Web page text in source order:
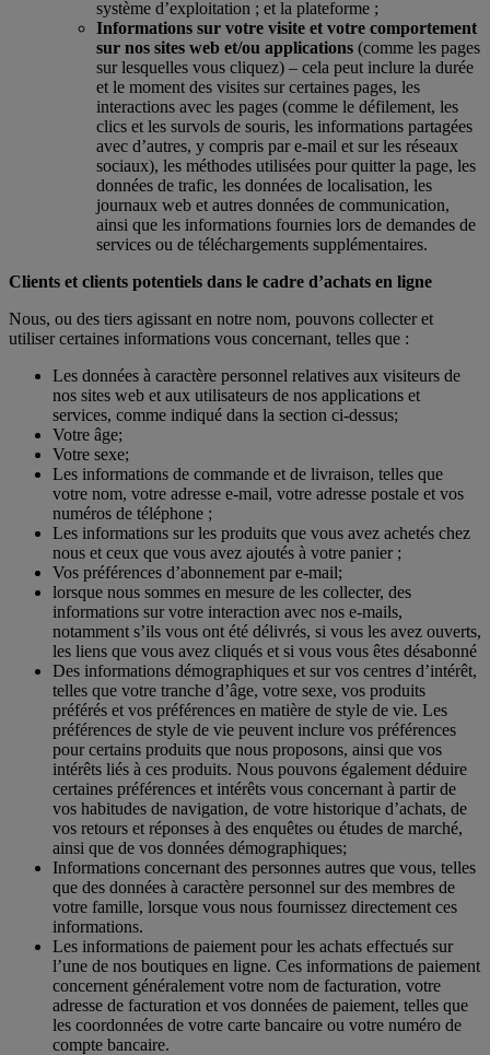
système d’exploitation ; et la plateforme ;
Informations sur votre visite et votre comportement
sur nos sites web et/ou applications (comme les pages
sur lesquelles vous cliquez) – cela peut inclure la durée
et le moment des visites sur certaines pages, les
interactions avec les pages (comme le défilement, les
clics et les survols de souris, les informations partagées
avec d’autres, y compris par e-mail et sur les réseaux
sociaux), les méthodes utilisées pour quitter la page, les
données de trafic, les données de localisation, les
journaux web et autres données de communication,
ainsi que les informations fournies lors de demandes de
services ou de téléchargements supplémentaires.
Clients et clients potentiels dans le cadre d’achats en ligne
Nous, ou des tiers agissant en notre nom, pouvons collecter et
utiliser certaines informations vous concernant, telles que :
Les données à caractère personnel relatives aux visiteurs de
nos sites web et aux utilisateurs de nos applications et
services, comme indiqué dans la section ci-dessus;
Votre âge;
Votre sexe;
Les informations de commande et de livraison, telles que
votre nom, votre adresse e-mail, votre adresse postale et vos
numéros de téléphone ;
Les informations sur les produits que vous avez achetés chez
nous et ceux que vous avez ajoutés à votre panier ;
Vos préférences d’abonnement par e-mail;
lorsque nous sommes en mesure de les collecter, des
informations sur votre interaction avec nos e-mails,
notamment s’ils vous ont été délivrés, si vous les avez ouverts,
les liens que vous avez cliqués et si vous vous êtes désabonné
Des informations démographiques et sur vos centres d’intérêt,
telles que votre tranche d’âge, votre sexe, vos produits
préférés et vos préférences en matière de style de vie. Les
préférences de style de vie peuvent inclure vos préférences
pour certains produits que nous proposons, ainsi que vos
intérêts liés à ces produits. Nous pouvons également déduire
certaines préférences et intérêts vous concernant à partir de
vos habitudes de navigation, de votre historique d’achats, de
vos retours et réponses à des enquêtes ou études de marché,
ainsi que de vos données démographiques;
Informations concernant des personnes autres que vous, telles
que des données à caractère personnel sur des membres de
votre famille, lorsque vous nous fournissez directement ces
informations.
Les informations de paiement pour les achats effectués sur
l’une de nos boutiques en ligne. Ces informations de paiement
concernent généralement votre nom de facturation, votre
adresse de facturation et vos données de paiement, telles que
les coordonnées de votre carte bancaire ou votre numéro de
compte bancaire.